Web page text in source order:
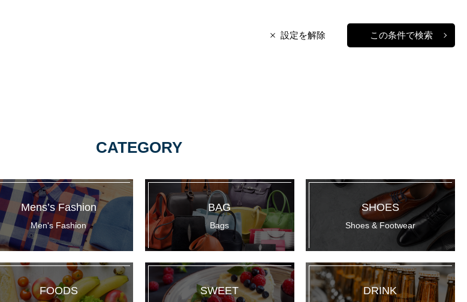
設定を解除 この条件で検索
CATEGORY
Mens’s Fashion
Men's Fashion
BAG
Bags
SHOES
Shoes & Footwear
FOODS SWEET DRINK